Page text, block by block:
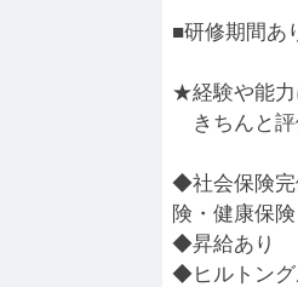
■研修期間あ
★経験や能力
きちんと評
◆社会保険完
険・健康保
◆昇給あり
◆ヒルトング